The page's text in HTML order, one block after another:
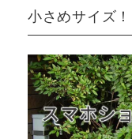
小さめサイズ！